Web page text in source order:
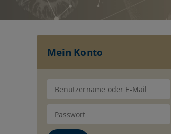
Mein Konto